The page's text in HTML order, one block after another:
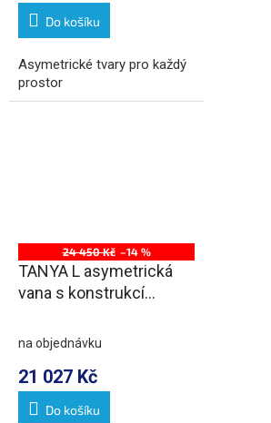
Do košíku
Asymetrické tvary pro každý
prostor
24 450 Kč –14 %
TANYA L asymetrická
vana s konstrukcí
na objednávku
21 027 Kč
Do košíku